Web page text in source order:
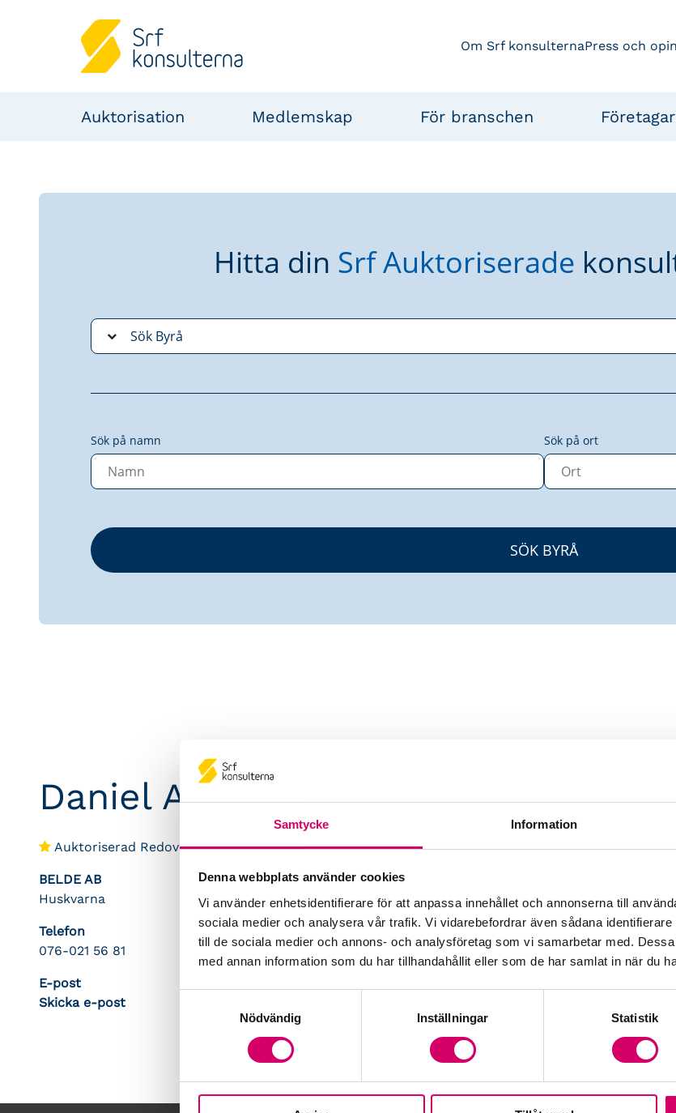
Samtycke Information
Denna webbplats använder cookies
Vi använder enhetsidentifierare för att anpassa innehållet och annonserna till
sociala medier och analysera vår trafik. Vi vidarebefordrar även sådana
till de sociala medier och annons- och analysföretag som vi samarbetar med.
med annan information som du har tillhandahållit eller som de har samlat in när du
Nödvändig
Inställningar Statistik
Om Srf konsulternaPress och
Auktorisation Medlemskap För branschen
Hitta din Srf Auktoriserade
Sök på namn Sök på ort
Daniel Assarsson
Auktoriserad Redovisningskonsult Srf Certifierad Affärsrådgivare
BELDE AB
Huskvarna
Telefon
076-021 56 81
E-post
Skicka e-post